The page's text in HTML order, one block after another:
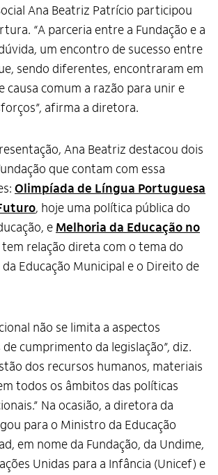
Ana Beatriz Patrício participou
“A parceria entre a Fundação e a
um encontro de sucesso entre
sendo diferentes, encontraram em
comum a razão para unir e
afirma a diretora.
Ana Beatriz destacou dois
que contam com essa
Olimpíada de Língua Portuguesa
, hoje uma política pública do
e Melhoria da Educação no
tem relação direta com o tema do
Educação Municipal e o Direito de
não se limita a aspectos
cumprimento da legislação”, diz.
dos recursos humanos, materiais
todos os âmbitos das políticas
Na ocasião, a diretora da
para o Ministro da Educação
em nome da Fundação, da Undime,
Unidas para a Infância (Unicef) e